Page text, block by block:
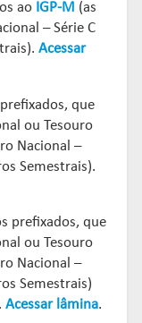
ao IGP-M (as
– Série C
Acessar
que
ou Tesouro
Nacional –
Semestrais).
prefixados, que
ou Tesouro
Nacional –
Semestrais)
Acessar lâmina.